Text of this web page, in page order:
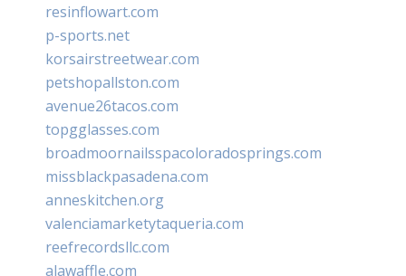
resinflowart.com
p-sports.net
korsairstreetwear.com
petshopallston.com
avenue26tacos.com
topgglasses.com
broadmoornailsspacoloradosprings.com
missblackpasadena.com
anneskitchen.org
valenciamarketytaqueria.com
reefrecordsllc.com
alawaffle.com